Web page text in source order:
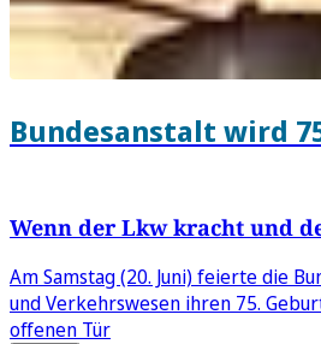
Bundesanstalt wird
Wenn der Lkw kracht und
Am Samstag (20. Juni) feierte die
und Verkehrswesen ihren 75.
offenen Tür